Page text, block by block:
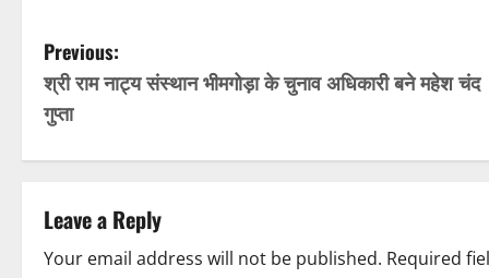
P
o
s
n
Previous:
श्री राम नाट्य संस्थान भीमगोड़ा के चुनाव अधिकारी बने महेश चंद
गुप्ता
Leave a Reply
Your email address will not be published. Required